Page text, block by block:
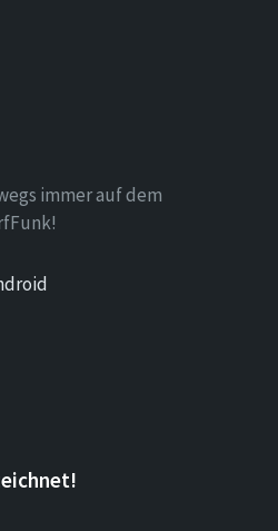
immer auf dem